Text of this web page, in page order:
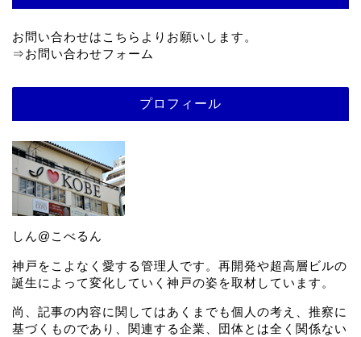
お問い合わせはこちらよりお願いします。
⇒お問い合わせフォーム
プロフィール
しん@こべるん
神戸をこよなく愛する管理人です。再開発や超高層ビルの
誕生によって変化していく神戸の姿を取材しています。
尚、記事の内容に関してはあくまでも個人の考え、推察に
基づくものであり、関連する企業、団体とは全く関係ない